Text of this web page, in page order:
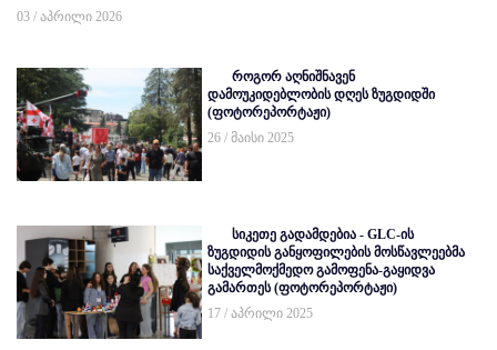
03 / აპრილი 2026
როგორ აღნიშნავენ
დამოუკიდებლობის დღეს ზუგდიდში
(ფოტორეპორტაჟი)
26 / მაისი 2025
სიკეთე გადამდებია - GLC-ის
ზუგდიდის განყოფილების მოსწავლეებმა
საქველმოქმედო გამოფენა-გაყიდვა
გამართეს (ფოტორეპორტაჟი)
17 / აპრილი 2025